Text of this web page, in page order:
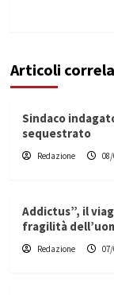
Articoli
Sindaco
sequestrato
Redazione
Addictus”, il
fragilità
Redazione